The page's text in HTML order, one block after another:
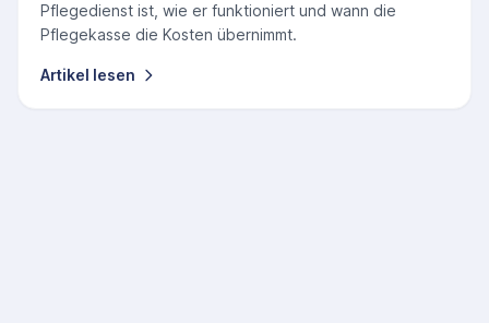
Pflegedienst ist, wie er funktioniert und wann die
Pflegekasse die Kosten übernimmt.
Artikel lesen